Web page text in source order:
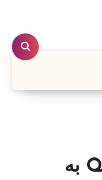
معنی کلمه Quality به